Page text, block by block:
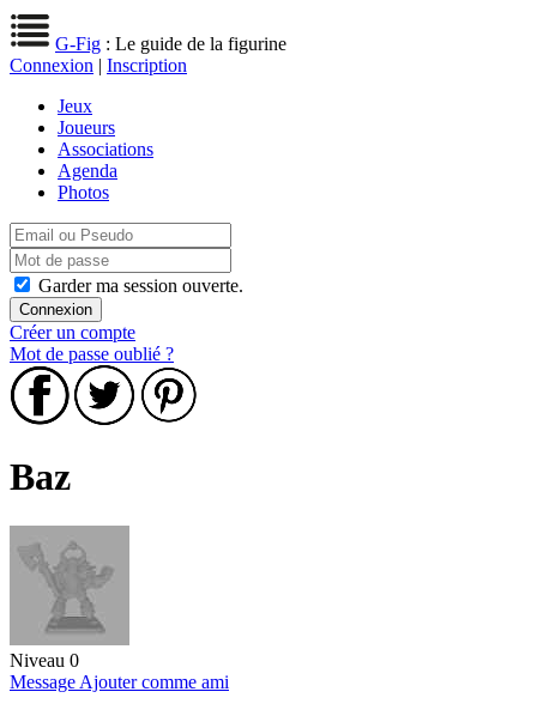
G-Fig : Le guide de la figurine
Connexion | Inscription
Jeux
Joueurs
Associations
Agenda
Photos
Garder ma session ouverte.
Créer un compte
Mot de passe oublié ?
Baz
Niveau 0
Message Ajouter comme ami